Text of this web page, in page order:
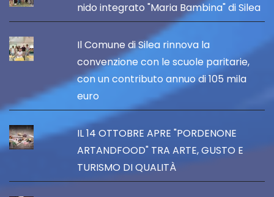
nido integrato "Maria Bambina" di Silea
Il Comune di Silea rinnova la
convenzione con le scuole paritarie,
con un contributo annuo di 105 mila
euro
IL 14 OTTOBRE APRE "PORDENONE
ARTANDFOOD" TRA ARTE, GUSTO E
TURISMO DI QUALITÀ